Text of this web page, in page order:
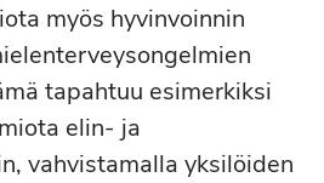
myös hyvinvoinnin
tapahtuu esimerkiksi
elin- ja
vahvistamalla yksilöiden